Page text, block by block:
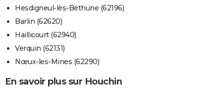
Hesdigneul-lès-Béthune (62196)
Barlin (62620)
Haillicourt (62940)
Verquin (62131)
Nœux-les-Mines (62290)
En savoir plus sur Houchin